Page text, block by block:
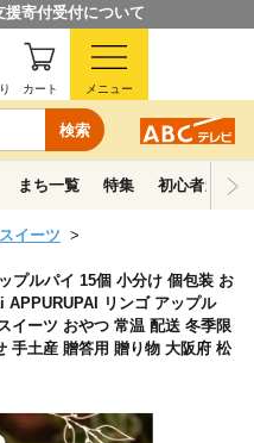
寄付受付について
検索
カート メニュー
まち一覧 特集 初心者ガイド
イーツ
プルパイ 15個 小分け 個包装 お
リンゴ アップル
イーツ おやつ 常温 配送 冬季限
手土産 贈答用 贈り物 大阪府 松